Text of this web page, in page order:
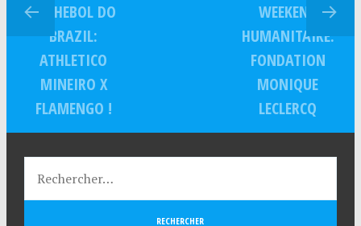
FUCHEBOL DO
BRAZIL:
ATHLETICO
MINEIRO X
FLAMENGO !
WEEKEND
HUMANITAIRE:
FONDATION
MONIQUE
LECLERCQ